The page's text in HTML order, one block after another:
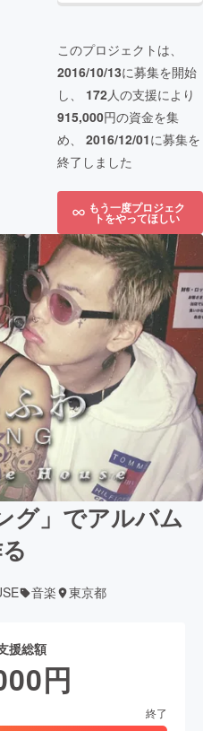
このプロジェクトは、
2016/10/13に募集を開始
し、 172人の支援により
915,000円の資金を集
め、 2016/12/01に募集を
終了しました
もう一度プロジェク
トをやってほしい
グ」でアルバム
音楽 東京都
援総額
円
終了